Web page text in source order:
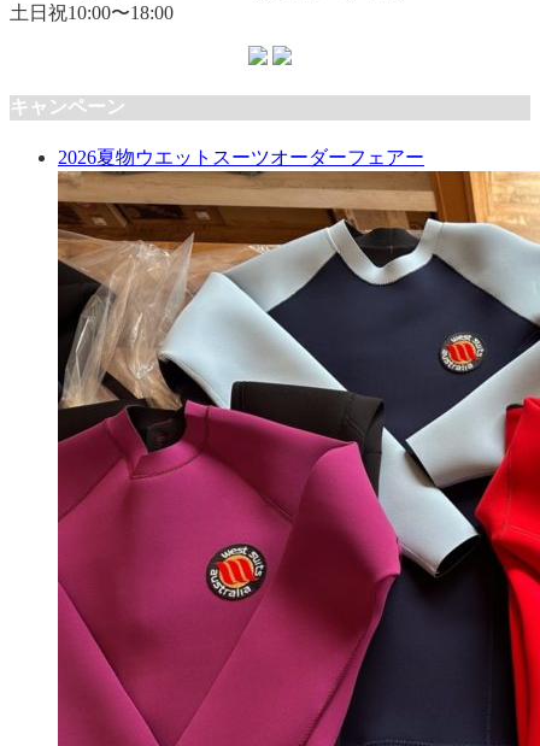
土日祝10:00〜18:00
キャンペーン
2026夏物ウエットスーツオーダーフェアー